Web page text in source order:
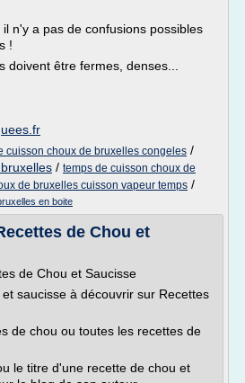
n'y a pas de confusions possibles
!
doivent être fermes, denses...
cuisson choux de bruxelles congeles /
/ temps de cuisson choux de
de bruxelles cuisson vapeur temps /
en boite
de Chou et
de Chou et Saucisse
saucisse à découvrir sur Recettes
de chou ou toutes les recettes de
le titre d'une recette de chou et